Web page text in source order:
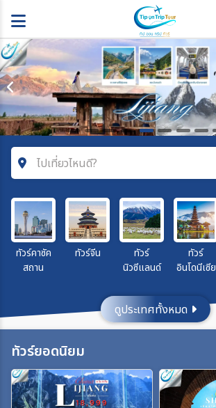
ไปเที่ยวไหนดี?
ค้นหาโปรแกรมทัวร์
คำค้นหา
เมือง
ทัวร์คาซัค
สถาน
ทัวร์จีน
ทัวร์
นิวซีแลนด์
ทัวร์
อินโดนีเซีย
ดูประเทศทั้งหมด
ทัวร์ยอดนิยม